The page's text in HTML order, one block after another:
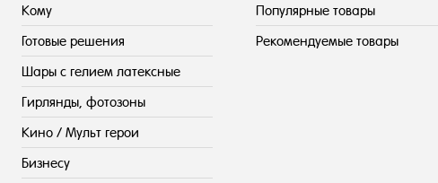
Кому
Готовые решения
Шары с гелием латексные
Гирлянды, фотозоны
Кино / Мульт герои
Бизнесу
Популярные товары
Рекомендуемые товары